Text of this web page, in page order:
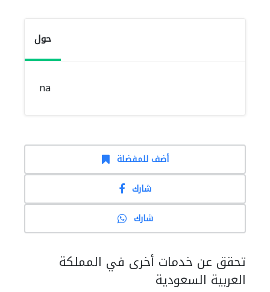
حول
na
أضف للمفضلة
شارك
شارك
تحقق عن خدمات أخرى في المملكة
العربية السعودية